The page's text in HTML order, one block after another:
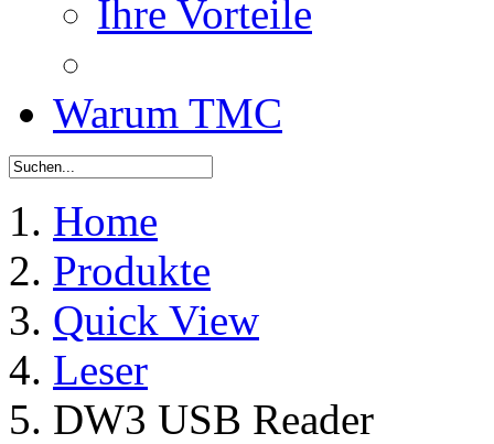
Ihre Vorteile
Warum TMC
Home
Produkte
Quick View
Leser
DW3 USB Reader